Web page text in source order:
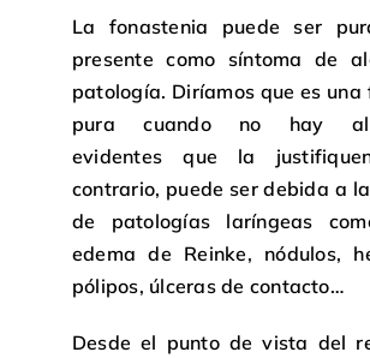
La fonastenia puede ser
presente como síntoma de
patología. Diríamos que es una
pura cuando no hay
evidentes que la
contrario, puede ser debida a
de patologías laríngeas
edema de Reinke, nódulos,
pólipos, úlceras de contacto…
Desde el punto de vista del